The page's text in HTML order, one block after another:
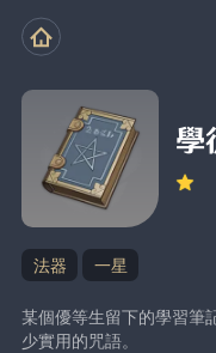
學
法器 一星
某個優等生留下的學習筆
少實用的咒語。